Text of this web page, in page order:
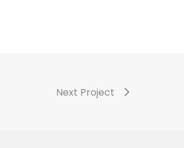
Next Project